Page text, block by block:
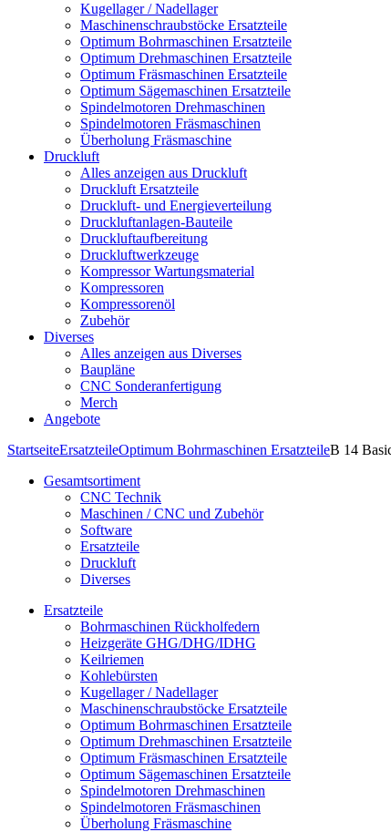
Kugellager / Nadellager
Maschinenschraubstöcke Ersatzteile
Optimum Bohrmaschinen Ersatzteile
Optimum Drehmaschinen Ersatzteile
Optimum Fräsmaschinen Ersatzteile
Optimum Sägemaschinen Ersatzteile
Spindelmotoren Drehmaschinen
Spindelmotoren Fräsmaschinen
Überholung Fräsmaschine
Druckluft
Alles anzeigen aus Druckluft
Druckluft Ersatzteile
Druckluft- und Energieverteilung
Druckluftanlagen-Bauteile
Druckluftaufbereitung
Druckluftwerkzeuge
Kompressor Wartungsmaterial
Kompressoren
Kompressorenöl
Zubehör
Diverses
Alles anzeigen aus Diverses
Baupläne
CNC Sonderanfertigung
Merch
Angebote
StartseiteErsatzteileOptimum Bohrmaschinen ErsatzteileB 14
Gesamtsortiment
CNC Technik
Maschinen / CNC und Zubehör
Software
Ersatzteile
Druckluft
Diverses
Ersatzteile
Bohrmaschinen Rückholfedern
Heizgeräte GHG/DHG/IDHG
Keilriemen
Kohlebürsten
Kugellager / Nadellager
Maschinenschraubstöcke Ersatzteile
Optimum Bohrmaschinen Ersatzteile
Optimum Drehmaschinen Ersatzteile
Optimum Fräsmaschinen Ersatzteile
Optimum Sägemaschinen Ersatzteile
Spindelmotoren Drehmaschinen
Spindelmotoren Fräsmaschinen
Überholung Fräsmaschine